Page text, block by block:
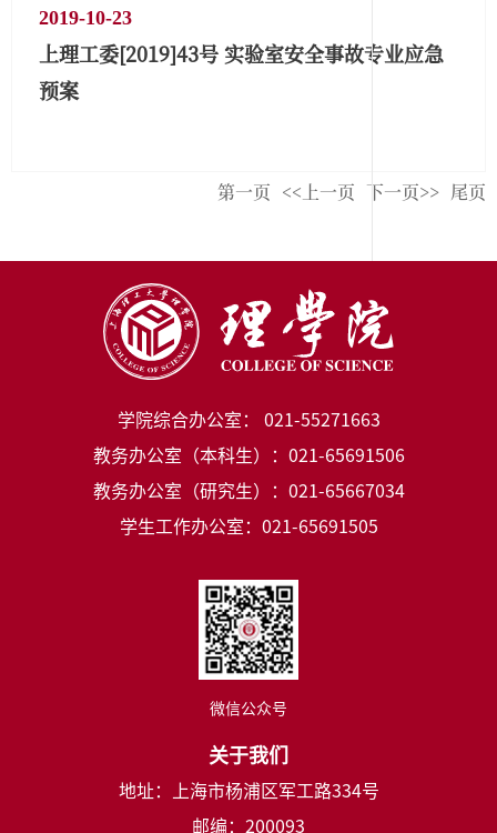
2019-10-23
上理工委[2019]43号 实验室安全事故专业应急
预案
第一页 <<上一页 下一页>> 尾页
学院综合办公室： 021-55271663
教务办公室（本科生）：021-65691506
教务办公室（研究生）：021-65667034
学生工作办公室：021-65691505
微信公众号
关于我们
地址：上海市杨浦区军工路334号
邮编：200093